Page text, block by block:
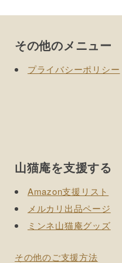
Footer
その他のメニュー
プライバシーポリシー
山猫庵を支援する
Amazon支援リスト
メルカリ出品ページ
ミンネ山猫庵グッズ
その他のご支援方法